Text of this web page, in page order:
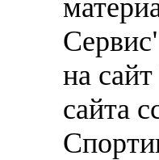
на
сайта